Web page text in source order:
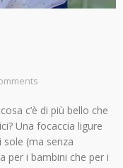
c’è di più bello che
Una focaccia ligure
sole (ma senza
per i bambini che per i